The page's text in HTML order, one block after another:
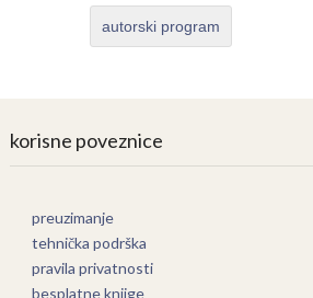
autorski program
korisne poveznice
preuzimanje
tehnička podrška
pravila privatnosti
besplatne knjige